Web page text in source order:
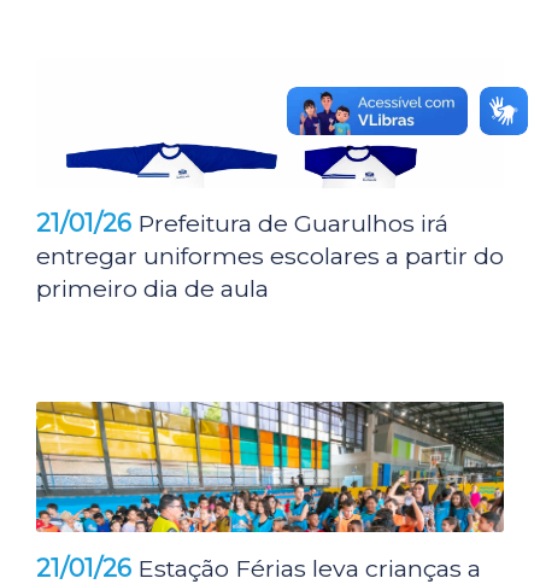
21/01/26 Prefeitura de Guarulhos irá
entregar uniformes escolares a partir do
primeiro dia de aula
21/01/26 Estação Férias leva crianças a